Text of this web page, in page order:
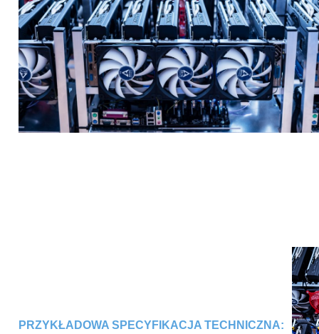
PRZYKŁADOWA SPECYFIKACJA TECHNICZNA: